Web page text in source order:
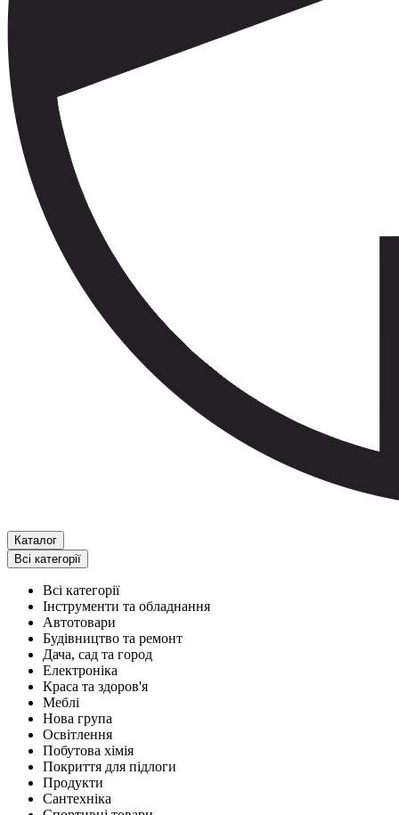
Каталог
Всі категорії
Всі категорії
Інструменти та обладнання
Автотовари
Будівництво та ремонт
Дача, сад та город
Електроніка
Краса та здоров'я
Меблі
Нова група
Освітлення
Побутова хімія
Покриття для підлоги
Продукти
Сантехніка